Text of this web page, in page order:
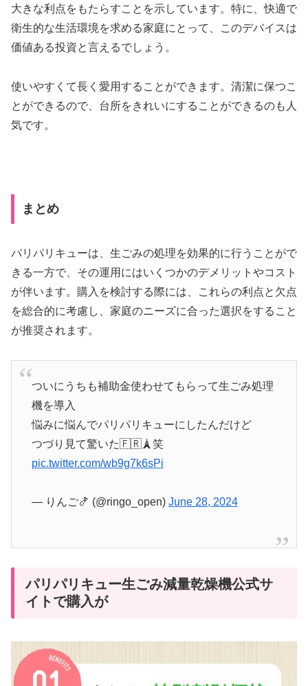
大きな利点をもたらすことを示しています。特に、快適で
衛生的な生活環境を求める家庭にとって、このデバイスは
価値ある投資と言えるでしょう。
使いやすくて長く愛用することができます。清潔に保つこ
とができるので、台所をきれいにすることができるのも人
気です。
まとめ
パリパリキューは、生ごみの処理を効果的に行うことがで
きる一方で、その運用にはいくつかのデメリットやコスト
が伴います。購入を検討する際には、これらの利点と欠点
を総合的に考慮し、家庭のニーズに合った選択をすること
が推奨されます。
ついにうちも補助金使わせてもらって生ごみ処理
機を導入
悩みに悩んでパリパリキューにしたんだけど
つづり見て驚いた🇫🇷🗼笑
pic.twitter.com/wb9g7k6sPi
— りんご🍤 (@ringo_open) June 28, 2024
パリパリキュー生ごみ減量乾燥機公式サ
イトで購入が